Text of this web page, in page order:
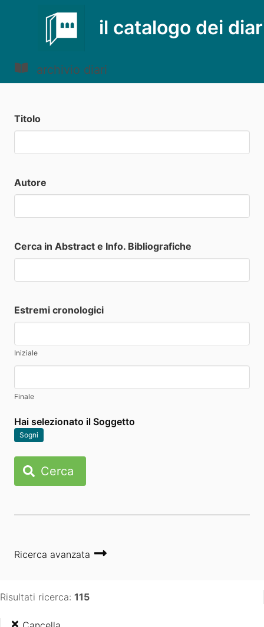
il catalogo dei
archivio diari
Titolo
Autore
Cerca in Abstract e Info. Bibliografiche
Estremi cronologici
Iniziale
Finale
Hai selezionato il Soggetto
Sogni
Cerca
Ricerca avanzata
Risultati ricerca: 115